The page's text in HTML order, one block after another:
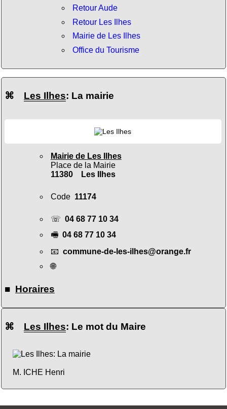
Retour Aude
Retour Les Ilhes
Mairie de Les Ilhes
Office du Tourisme
⌘ Les Ilhes: La mairie
Mairie de Les Ilhes
Place de la Mairie
11380 Les Ilhes
Code 11174
☏ 04 68 77 10 34
🖷 04 68 77 10 34
📧 commune-de-les-ilhes@orange.fr
🌐
■ Horaires
⌘ Les Ilhes: Le mot du Maire
M. ICHE Henri